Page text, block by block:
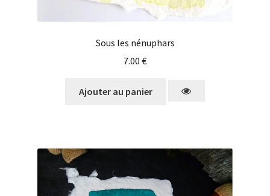
Sous les nénuphars
7.00 €
Ajouter au panier